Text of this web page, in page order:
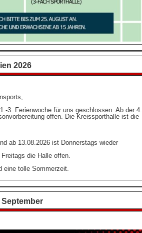
2026
3. Ferienwoche für uns geschlossen. Ab der 4.
offen. Die Kreissporthalle ist die
ab 13.08.2026 ist Donnerstags wieder
die Halle offen.
eine tolle Sommerzeit.